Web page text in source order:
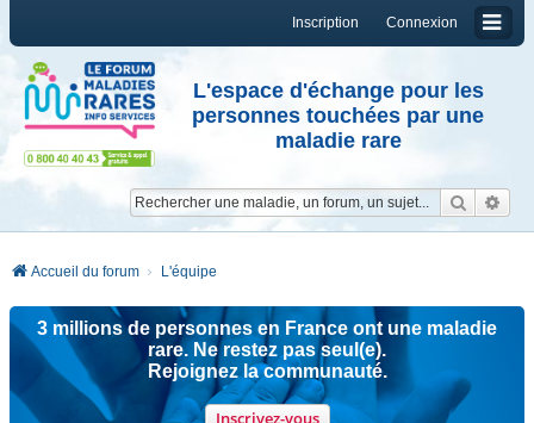
Connexion
Inscription
L'espace d'échange pour les
personnes touchées par une
maladie rare
Accueil du forum L'équipe
3 millions de personnes en France ont une maladie
rare. Ne restez pas seul(e).
Rejoignez la communauté.
Inscrivez-vous